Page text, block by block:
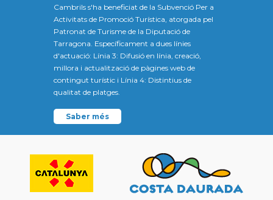
Cambrils s'ha beneficiat de la Subvenció Per a
Activitats de Promoció Turística, atorgada pel
Patronat de Turisme de la Diputació de
Tarragona. Específicament a dues línies
d'actuació: Línia 3: Difusió en línia, creació,
millora i actualització de pàgines web de
contingut turístic i Línia 4: Distintius de
qualitat de platges.
Saber més